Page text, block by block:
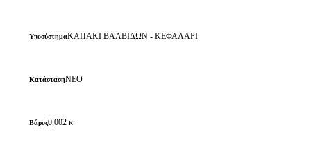
ΥποσύστημαΚΑΠΑΚΙ ΒΑΛΒΙΔΩΝ - ΚΕΦΑΛΑΡΙ
ΚατάστασηΝΕΟ
Βάρος0,002 κ.